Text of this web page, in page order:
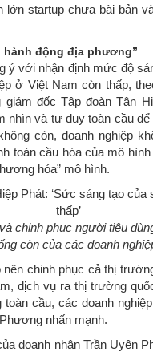
lớn startup chưa bài bản
hành động địa phương”
ý với nhận định mức độ
ở Việt Nam còn thấp,
giám đốc Tập đoàn Tân
nhìn và tư duy toàn cầu để
còn, doanh nghiệp
toàn cầu hóa của mô
hóa” mô hình.
chinh phục người tiêu
còn của các doanh
nên chinh phục cả thị
dịch vụ ra thị trường
cầu, các doanh
nhấn mạnh.
doanh nhân Trần Uyên